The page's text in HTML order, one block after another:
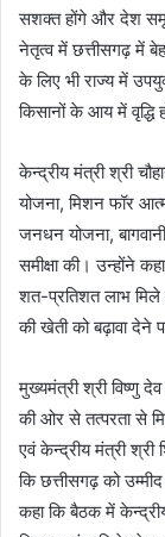
सशक्त होंगे और देश
नेतृत्व में छत्तीसगढ़ में
के लिए भी राज्य में
किसानों के आय में वृद्धि
केन्द्रीय मंत्री श्री
योजना, मिशन फॉर
जनधन योजना,
समीक्षा की। उन्होंने
शत-प्रतिशत लाभ मिले
की खेती को बढ़ावा देने
मुख्यमंत्री श्री विष्णु
की ओर से तत्परता से
एवं केन्द्रीय मंत्री श्री
कि छत्तीसगढ़ को
कहा कि बैठक में